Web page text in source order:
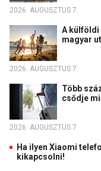
2026. AUGUSZTUS 7.
A külföldi
magyar
2026. AUGUSZTUS 7.
Több
csődje
2026. AUGUSZTUS 7.
Ha ilyen Xiaomi
kikapcsolni!